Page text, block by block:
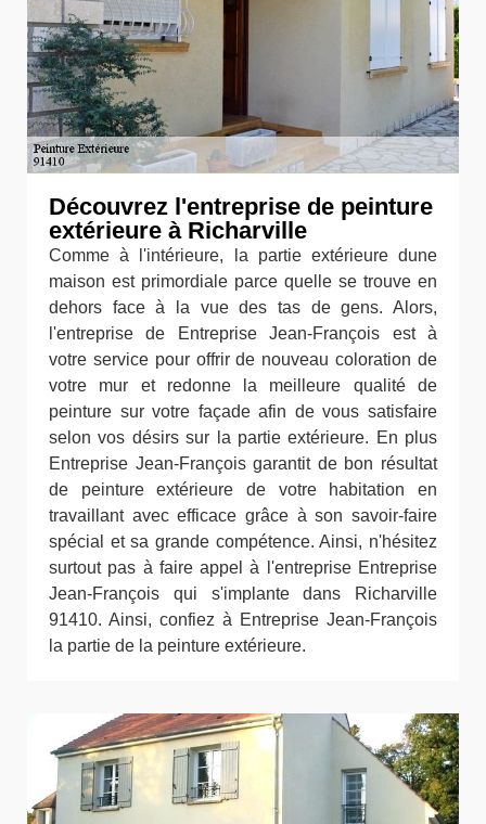
Découvrez l'entreprise de peinture
extérieure à Richarville
Comme à l'intérieure, la partie extérieure dune
maison est primordiale parce quelle se trouve en
dehors face à la vue des tas de gens. Alors,
l'entreprise de Entreprise Jean-François est à
votre service pour offrir de nouveau coloration de
votre mur et redonne la meilleure qualité de
peinture sur votre façade afin de vous satisfaire
selon vos désirs sur la partie extérieure. En plus
Entreprise Jean-François garantit de bon résultat
de peinture extérieure de votre habitation en
travaillant avec efficace grâce à son savoir-faire
spécial et sa grande compétence. Ainsi, n'hésitez
surtout pas à faire appel à l'entreprise Entreprise
Jean-François qui s'implante dans Richarville
91410. Ainsi, confiez à Entreprise Jean-François
la partie de la peinture extérieure.